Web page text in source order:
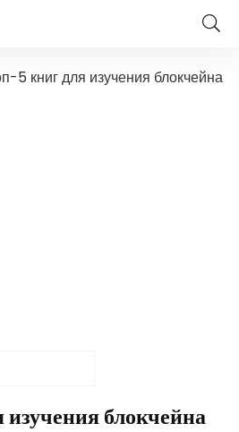
5 книг для изучения блокчейна
блокчейна